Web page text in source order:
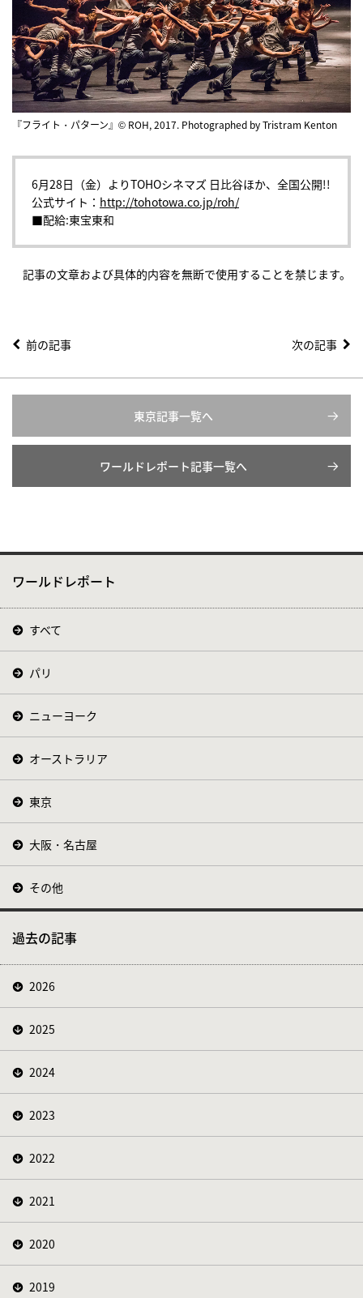
『フライト・パターン』© ROH, 2017. Photographed by Tristram Kenton
6月28日（金）よりTOHOシネマズ 日比谷ほか、全国公開!!
公式サイト： http://tohotowa.co.jp/roh/
■配給:東宝東和
記事の文章および具体的内容を無断で使用することを禁じます。
前の記事 次の記事
東京記事一覧へ
ワールドレポート記事一覧へ
ワールドレポート
すべて
パリ
ニューヨーク
オーストラリア
東京
大阪・名古屋
その他
過去の記事
2026
2025
2024
2023
2022
2021
2020
2019